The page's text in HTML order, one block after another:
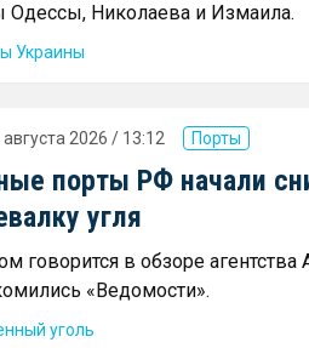
Одессы, Николаева и Измаила.
Украины
августа 2026 / 13:12 Порты
порты РФ начали
угля
говорится в обзоре
«Ведомости».
уголь